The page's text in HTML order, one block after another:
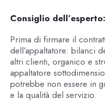
Consiglio dell’esperto:
Prima di firmare il
dell’appaltatore: bilanci
altri clienti, organico e
appaltatore
potrebbe non essere in
e la qualità del servizio.